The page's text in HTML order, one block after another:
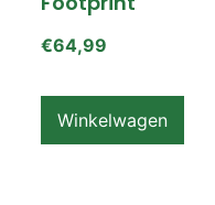
€64,99
Winkelwagen